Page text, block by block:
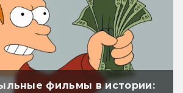
фильмы в истории: